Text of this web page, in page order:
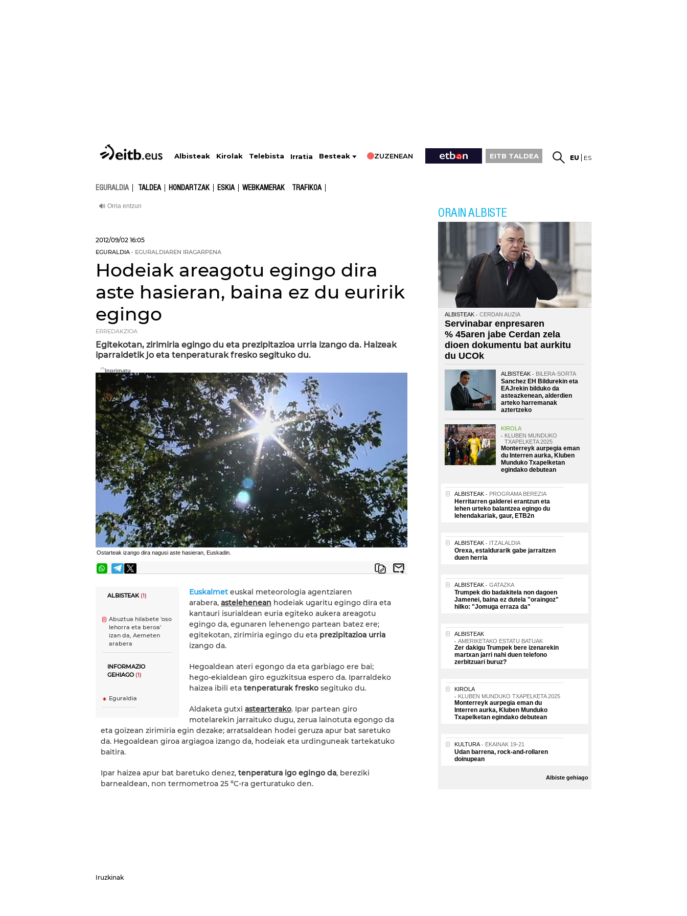
Albisteak Kirolak Telebista Irratia Besteak ZUZENEAN EITB TALDEA EU ES
EGURALDIA TALDEA HONDARTZAK ESKIA WEBKAMERAK TRAFIKOA
2012/09/02 16:05
EGURALDIA EGURALDIAREN IRAGARPENA
Hodeiak areagotu egingo dira
aste hasieran, baina ez du euririk
egingo
ERREDAKZIOA
Egitekotan, zirimiria egingo du eta prezipitazioa urria izango da. Haizeak
iparraldetik jo eta tenperaturak fresko segituko du.
Ostarteak izango dira nagusi aste hasieran, Euskadin.
ALBISTEAK(1)
Abuztua hilabete 'oso
lehorra eta beroa'
izan da, Aemeten
arabera
INFORMAZIO
GEHIAGO(1)
Eguraldia
Euskalmet euskal meteorologia agentziaren
arabera, astelehenean hodeiak ugaritu egingo dira eta
kantauri isurialdean euria egiteko aukera areagotu
egingo da, egunaren lehenengo partean batez ere;
egitekotan, zirimiria egingo du eta prezipitazioa urria
izango da.
Hegoaldean ateri egongo da eta garbiago ere bai;
hego-ekialdean giro eguzkitsua espero da. Iparraldeko
haizea ibili eta tenperaturak fresko segituko du.
Aldaketa gutxi astearterako. Ipar partean giro
motelarekin jarraituko dugu, zerua lainotuta egongo da
eta goizean zirimiria egin dezake; arratsaldean hodei geruza apur bat saretuko
da. Hegoaldean giroa argiagoa izango da, hodeiak eta urdinguneak tartekatuko
baitira.
Ipar haizea apur bat baretuko denez, tenperatura igo egingo da, bereziki
barnealdean, non termometroa 25 ºC-ra gerturatuko den.
Iruzkinak
ORAIN ALBISTE
ALBISTEAK CERDAN AUZIA
Servinabar enpresaren
% 45aren jabe Cerdan zela
dioen dokumentu bat aurkitu
du UCOk
ALBISTEAK BILERA-SORTA
Sanchez EH Bildurekin eta
EAJrekin bilduko da
asteazkenean, alderdien
arteko harremanak
aztertzeko
KIROLA
KLUBEN MUNDUKO
TXAPELKETA 2025
Monterreyk aurpegia eman
du Interren aurka, Kluben
Munduko Txapelketan
egindako debutean
ALBISTEAK PROGRAMA BEREZIA
Herritarren galderei erantzun eta
lehen urteko balantzea egingo du
lehendakariak, gaur, ETB2n
ALBISTEAK ITZALALDIA
Orexa, estaldurarik gabe jarraitzen
duen herria
ALBISTEAK GATAZKA
Trumpek dio badakitela non dagoen
Jamenei, baina ez dutela "oraingoz"
hilko: "Jomuga erraza da"
ALBISTEAK
AMERIKETAKO ESTATU BATUAK
Zer dakigu Trumpek bere izenarekin
martxan jarri nahi duen telefono
zerbitzuari buruz?
KIROLA
KLUBEN MUNDUKO TXAPELKETA 2025
Monterreyk aurpegia eman du
Interren aurka, Kluben Munduko
Txapelketan egindako debutean
KULTURA EKAINAK 19-21
Udan barrena, rock-and-rollaren
doinupean
Albiste gehiago